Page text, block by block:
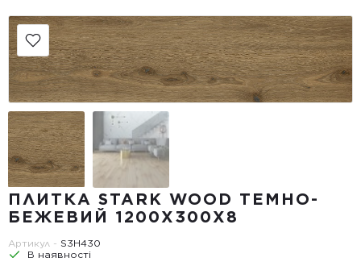
ПЛИТКА STARK WOOD ТЕМНО-
БЕЖЕВИЙ 1200Х300Х8
Артикул - S3Н430
В наявності